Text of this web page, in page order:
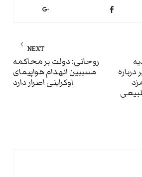
NEXT
روحانی: دولت بر محاکمه
مسببین انهدام هواپیمای
اوکراینی اصرار دارد